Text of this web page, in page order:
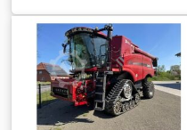
Motorvermogen 77 kW
Roadliner * hydraulische